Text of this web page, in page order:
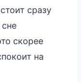
сразу
скорее
на